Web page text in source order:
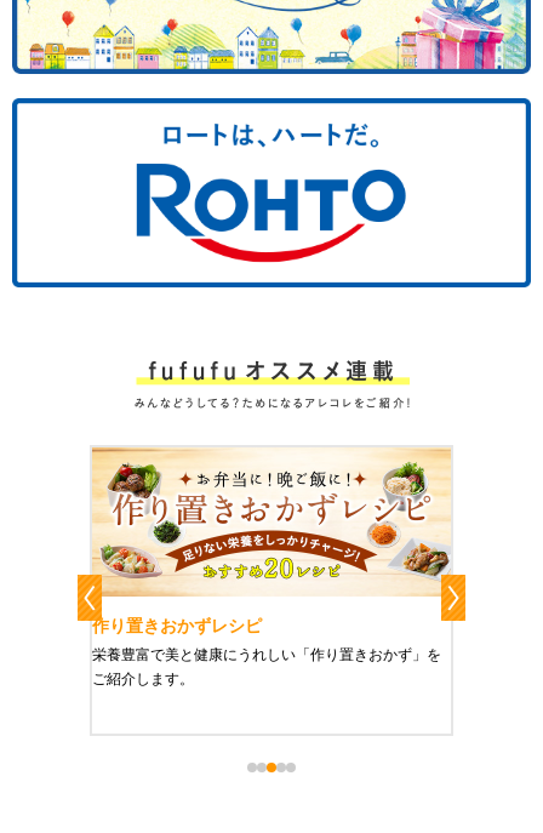
作り置きおかずレシピ
栄養豊富で美と健康にうれしい「作り置きおかず」を
ご紹介します。